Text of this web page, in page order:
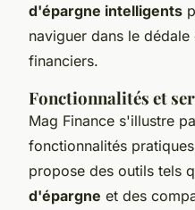
d'épargne intelligents
naviguer dans le
financiers.
Fonctionnalités et
Mag Finance s'illustre
fonctionnalités
propose des outils tels
d'épargne et des